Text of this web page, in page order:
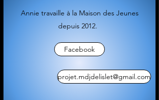
Annie travaille à la Maison des Jeunes
depuis 2012.
Facebook
projet.mdjdelislet@gmail.com